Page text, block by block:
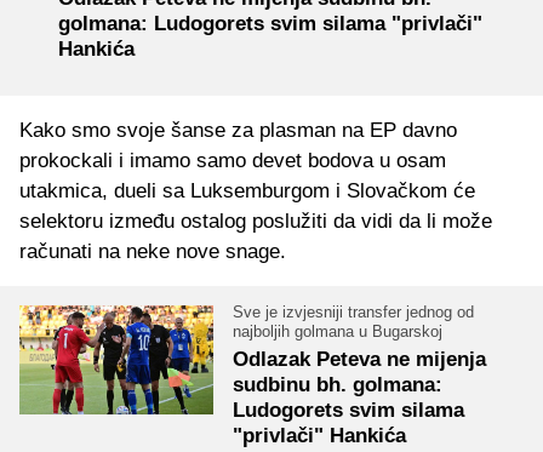
golmana: Ludogorets svim silama "privlači"
Hankića
Kako smo svoje šanse za plasman na EP davno
prokockali i imamo samo devet bodova u osam
utakmica, dueli sa Luksemburgom i Slovačkom će
selektoru između ostalog poslužiti da vidi da li može
računati na neke nove snage.
Sve je izvjesniji transfer jednog od
najboljih golmana u Bugarskoj
Odlazak Peteva ne mijenja
sudbinu bh. golmana:
Ludogorets svim silama
"privlači" Hankića